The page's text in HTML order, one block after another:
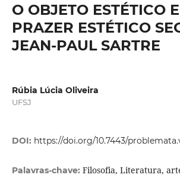
O OBJETO ESTÉTICO
PRAZER ESTÉTICO
JEAN-PAUL SARTRE
Rúbia Lúcia Oliveira
UFSJ
DOI: https://doi.org/10.7443/
Palavras-chave: Filosofia, Literatura,